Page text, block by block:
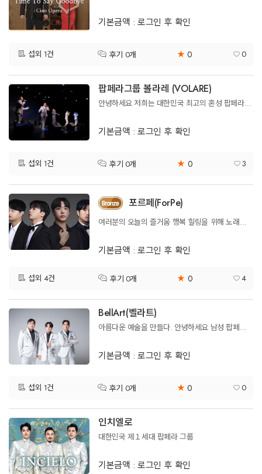
기본금액 : 로그인 후 확인
섭외 1건 후기 0개 ★ 0 0
팝페라그룹 볼라레 (VOLARE)
안녕하세요 저희는 대한민국 최고의 혼성 팝페라그룹 볼라레입니다!
기본금액 : 로그인 후 확인
섭외 1건 후기 0개 ★ 0 3
포르페(ForPe)
여러분의 오늘의 즐거움 행복 힐링을 위해 노래하는 남성 팝페라그룹
기본금액 : 로그인 후 확인
섭외 4건 후기 0개 ★ 0 4
BellArt(벨라트)
아름다운 예술을 만들다. 안녕하세요 남성 팝페라팀 벨라트입니다.
기본금액 : 로그인 후 확인
섭외 1건 후기 0개 ★ 0 0
인치엘로
대한민국 제１세대 팝페라 그룹
기본금액 : 로그인 후 확인